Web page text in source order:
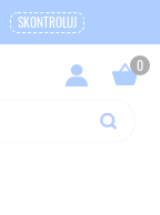
SKONTROLUJ